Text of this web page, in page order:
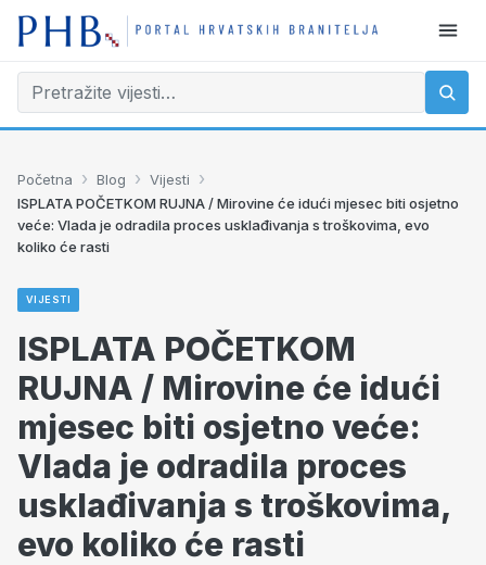
Početna › Blog › Vijesti ›
ISPLATA POČETKOM RUJNA / Mirovine će idući mjesec biti osjetno
veće: Vlada je odradila proces usklađivanja s troškovima, evo
koliko će rasti
VIJESTI
ISPLATA POČETKOM
RUJNA / Mirovine će idući
mjesec biti osjetno veće:
Vlada je odradila proces
usklađivanja s troškovima,
evo koliko će rasti